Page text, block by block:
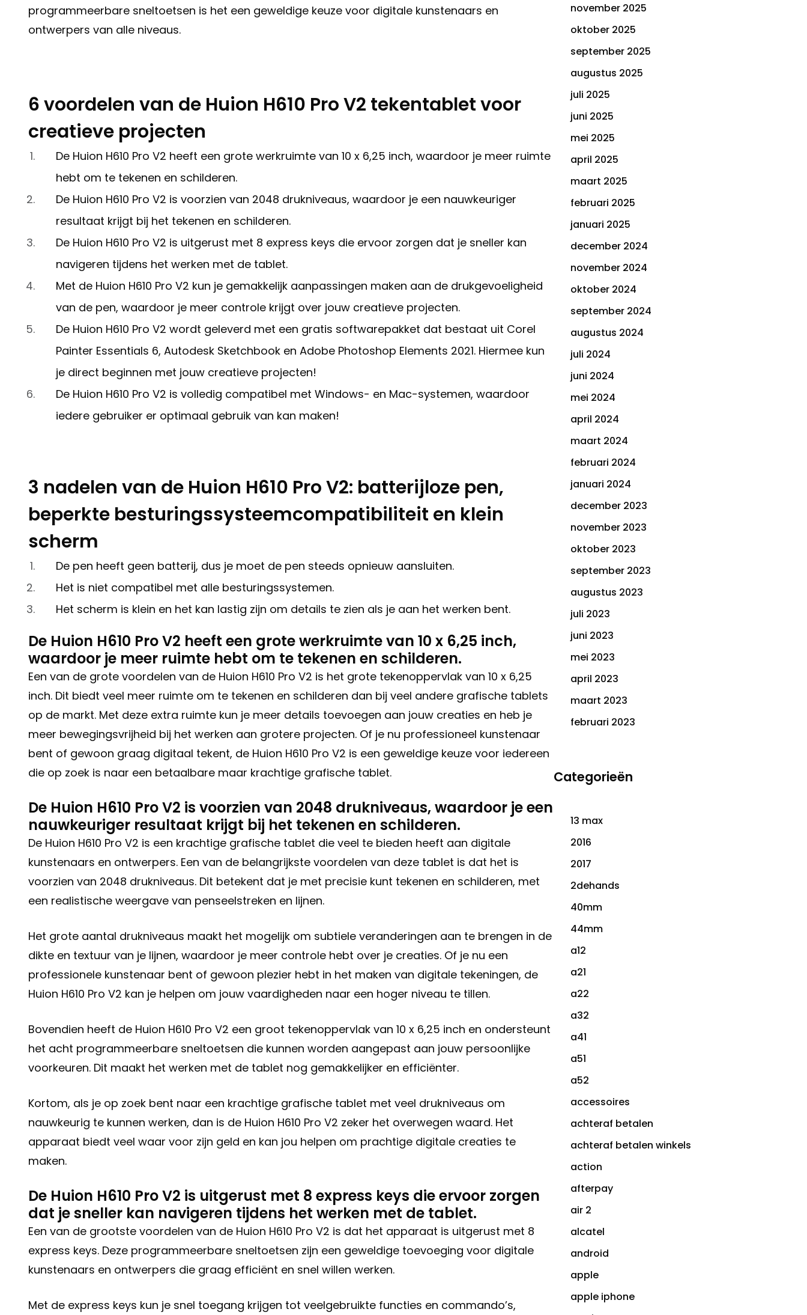
programmeerbare sneltoetsen is het een geweldige keuze voor digitale kunstenaars en
ontwerpers van alle niveaus.
6 voordelen van de Huion H610 Pro V2 tekentablet voor
creatieve projecten
De Huion H610 Pro V2 heeft een grote werkruimte van 10 x 6,25 inch, waardoor je meer ruimte
hebt om te tekenen en schilderen.
De Huion H610 Pro V2 is voorzien van 2048 drukniveaus, waardoor je een nauwkeuriger
resultaat krijgt bij het tekenen en schilderen.
De Huion H610 Pro V2 is uitgerust met 8 express keys die ervoor zorgen dat je sneller kan
navigeren tijdens het werken met de tablet.
Met de Huion H610 Pro V2 kun je gemakkelijk aanpassingen maken aan de drukgevoeligheid
van de pen, waardoor je meer controle krijgt over jouw creatieve projecten.
De Huion H610 Pro V2 wordt geleverd met een gratis softwarepakket dat bestaat uit Corel
Painter Essentials 6, Autodesk Sketchbook en Adobe Photoshop Elements 2021. Hiermee kun
je direct beginnen met jouw creatieve projecten!
De Huion H610 Pro V2 is volledig compatibel met Windows- en Mac-systemen, waardoor
iedere gebruiker er optimaal gebruik van kan maken!
3 nadelen van de Huion H610 Pro V2: batterijloze pen,
beperkte besturingssysteemcompatibiliteit en klein
scherm
De pen heeft geen batterij, dus je moet de pen steeds opnieuw aansluiten.
Het is niet compatibel met alle besturingssystemen.
Het scherm is klein en het kan lastig zijn om details te zien als je aan het werken bent.
De Huion H610 Pro V2 heeft een grote werkruimte van 10 x 6,25 inch,
waardoor je meer ruimte hebt om te tekenen en schilderen.
Een van de grote voordelen van de Huion H610 Pro V2 is het grote tekenoppervlak van 10 x 6,25
inch. Dit biedt veel meer ruimte om te tekenen en schilderen dan bij veel andere grafische tablets
op de markt. Met deze extra ruimte kun je meer details toevoegen aan jouw creaties en heb je
meer bewegingsvrijheid bij het werken aan grotere projecten. Of je nu professioneel kunstenaar
bent of gewoon graag digitaal tekent, de Huion H610 Pro V2 is een geweldige keuze voor iedereen
die op zoek is naar een betaalbare maar krachtige grafische tablet.
De Huion H610 Pro V2 is voorzien van 2048 drukniveaus, waardoor je een
nauwkeuriger resultaat krijgt bij het tekenen en schilderen.
De Huion H610 Pro V2 is een krachtige grafische tablet die veel te bieden heeft aan digitale
kunstenaars en ontwerpers. Een van de belangrijkste voordelen van deze tablet is dat het is
voorzien van 2048 drukniveaus. Dit betekent dat je met precisie kunt tekenen en schilderen, met
een realistische weergave van penseelstreken en lijnen.
Het grote aantal drukniveaus maakt het mogelijk om subtiele veranderingen aan te brengen in de
dikte en textuur van je lijnen, waardoor je meer controle hebt over je creaties. Of je nu een
professionele kunstenaar bent of gewoon plezier hebt in het maken van digitale tekeningen, de
Huion H610 Pro V2 kan je helpen om jouw vaardigheden naar een hoger niveau te tillen.
Bovendien heeft de Huion H610 Pro V2 een groot tekenoppervlak van 10 x 6,25 inch en ondersteunt
het acht programmeerbare sneltoetsen die kunnen worden aangepast aan jouw persoonlijke
voorkeuren. Dit maakt het werken met de tablet nog gemakkelijker en efficiënter.
Kortom, als je op zoek bent naar een krachtige grafische tablet met veel drukniveaus om
nauwkeurig te kunnen werken, dan is de Huion H610 Pro V2 zeker het overwegen waard. Het
apparaat biedt veel waar voor zijn geld en kan jou helpen om prachtige digitale creaties te
maken.
De Huion H610 Pro V2 is uitgerust met 8 express keys die ervoor zorgen
dat je sneller kan navigeren tijdens het werken met de tablet.
Een van de grootste voordelen van de Huion H610 Pro V2 is dat het apparaat is uitgerust met 8
express keys. Deze programmeerbare sneltoetsen zijn een geweldige toevoeging voor digitale
kunstenaars en ontwerpers die graag efficiënt en snel willen werken.
Met de express keys kun je snel toegang krijgen tot veelgebruikte functies en commando’s,
november 2025
oktober 2025
september 2025
augustus 2025
juli 2025
juni 2025
mei 2025
april 2025
maart 2025
februari 2025
januari 2025
december 2024
november 2024
oktober 2024
september 2024
augustus 2024
juli 2024
juni 2024
mei 2024
april 2024
maart 2024
februari 2024
januari 2024
december 2023
november 2023
oktober 2023
september 2023
augustus 2023
juli 2023
juni 2023
mei 2023
april 2023
maart 2023
februari 2023
Categorieën
13 max
2016
2017
2dehands
40mm
44mm
a12
a21
a22
a32
a41
a51
a52
accessoires
achteraf betalen
achteraf betalen winkels
action
afterpay
air 2
alcatel
android
apple
apple iphone